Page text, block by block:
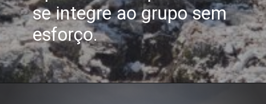
se integre ao grupo sem
esforço.